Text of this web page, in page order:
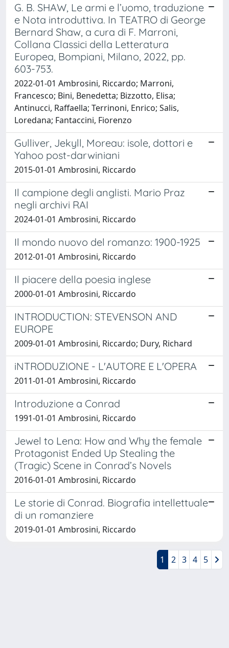
G. B. SHAW, Le armi e l’uomo, traduzione
e Nota introduttiva. In TEATRO di George
Bernard Shaw, a cura di F. Marroni,
Collana Classici della Letteratura
Europea, Bompiani, Milano, 2022, pp.
603-753.
2022-01-01 Ambrosini, Riccardo; Marroni,
Francesco; Bini, Benedetta; Bizzotto, Elisa;
Antinucci, Raffaella; Terrinoni, Enrico; Salis,
Loredana; Fantaccini, Fiorenzo
Gulliver, Jekyll, Moreau: isole, dottori e
Yahoo post-darwiniani
2015-01-01 Ambrosini, Riccardo
Il campione degli anglisti. Mario Praz
negli archivi RAI
2024-01-01 Ambrosini, Riccardo
Il mondo nuovo del romanzo: 1900-1925
2012-01-01 Ambrosini, Riccardo
Il piacere della poesia inglese
2000-01-01 Ambrosini, Riccardo
INTRODUCTION: STEVENSON AND
EUROPE
2009-01-01 Ambrosini, Riccardo; Dury, Richard
iNTRODUZIONE - L'AUTORE E L'OPERA
2011-01-01 Ambrosini, Riccardo
Introduzione a Conrad
1991-01-01 Ambrosini, Riccardo
Jewel to Lena: How and Why the female
Protagonist Ended Up Stealing the
(Tragic) Scene in Conrad’s Novels
2016-01-01 Ambrosini, Riccardo
Le storie di Conrad. Biografia intellettuale
di un romanziere
2019-01-01 Ambrosini, Riccardo
1 2 3 4 5